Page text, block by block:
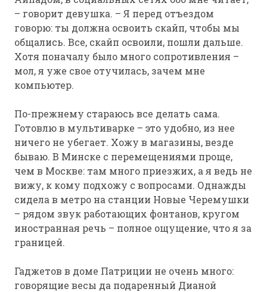
– говорит девушка. – Я перед отъездом
говорю: ты должна освоить скайп, чтобы мы
общались. Все, скайп освоили, пошли дальше.
Хотя поначалу было много сопротивления –
мол, я уже свое отучилась, зачем мне
компьютер.
По-прежнему стараюсь все делать сама.
Готовлю в мультиварке – это удобно, из нее
ничего не убегает. Хожу в магазины, везде
бываю. В Минске с перемещениями проще,
чем в Москве: там много приезжих, а я ведь не
вижу, к кому подхожу с вопросами. Однажды
сидела в метро на станции Новые Черемушки
– рядом звук работающих фонтанов, кругом
иностранная речь – полное ощущение, что я за
границей.
Гаджетов в доме Патриции не очень много:
говорящие весы да подаренный Дианой